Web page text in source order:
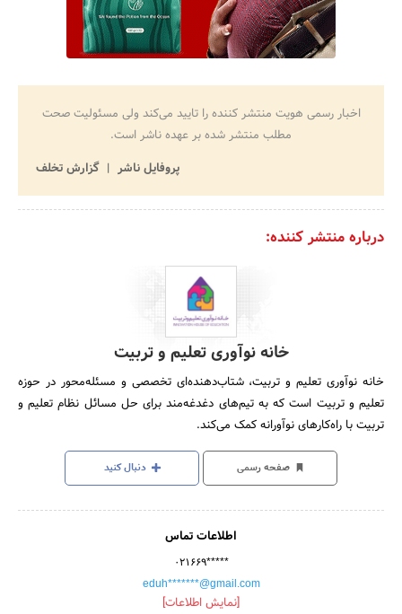
اخبار رسمی هویت منتشر کننده را تایید می‌کند ولی مسئولیت صحت
مطلب منتشر شده بر عهده ناشر است.
پروفایل ناشر
گزارش تخلف
درباره منتشر کننده:
خانه نوآوری تعلیم و تربیت
خانه نوآوری تعلیم و تربیت، شتاب‌دهنده‌ای تخصصی و مسئله‌محور در حوزه
تعلیم و تربیت است که به تیم‌های دغدغه‌مند برای حل مسائل نظام تعلیم و
تربیت با راه‌کارهای نوآورانه کمک می‌کند.
صفحه رسمی دنبال کنید
اطلاعات تماس
۰۲۱۶۶۹*****
eduh*******@gmail.com
[نمایش اطلاعات]